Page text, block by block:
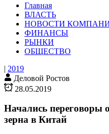
Главная
ВЛАСТЬ
НОВОСТИ
ФИНАНСЫ
РЫНКИ
ОБЩЕСТВО
| 2019
Деловой Ростов
28.05.2019
Начались переговоры
зерна в Китай